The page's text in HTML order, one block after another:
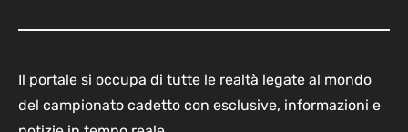
Il portale si occupa di tutte le realtà legate al mondo
del campionato cadetto con esclusive, informazioni e